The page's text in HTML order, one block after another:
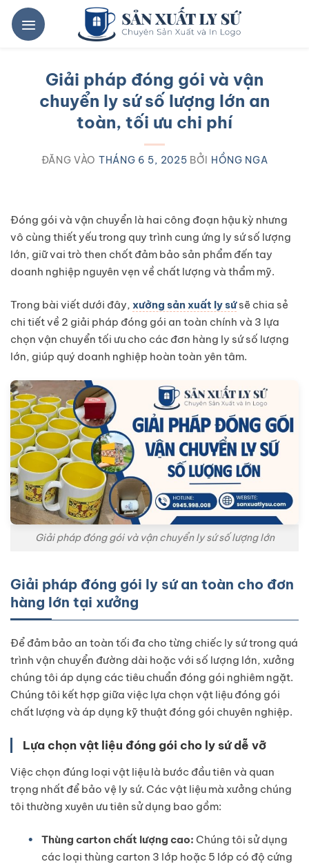
qua
Giải pháp đóng gói và vận
chuyển ly sứ số lượng lớn an
toàn, tối ưu chi phí
ĐĂNG VÀO THÁNG 6 5, 2025 BỞI HỒNG NGA
Đóng gói và vận chuyển là hai công đoạn hậu kỳ nhưng
vô cùng thiết yếu trong quy trình cung ứng ly sứ số lượng
lớn, giữ vai trò then chốt đảm bảo sản phẩm đến tay
doanh nghiệp nguyên vẹn về chất lượng và thẩm mỹ.
Trong bài viết dưới đây, xưởng sản xuất ly sứsẽ chia sẻ
chi tiết về 2 giải pháp đóng gói an toàn chính và 3 lựa
chọn vận chuyển tối ưu cho các đơn hàng ly sứ số lượng
lớn, giúp quý doanh nghiệp hoàn toàn yên tâm.
Giải pháp đóng gói và vận chuyển ly sứ số lượng lớn
Giải pháp đóng gói ly sứ an toàn cho đơn
hàng lớn tại xưởng
Để đảm bảo an toàn tối đa cho từng chiếc ly sứ trong quá
trình vận chuyển đường dài hoặc với số lượng lớn, xưởng
chúng tôi áp dụng các tiêu chuẩn đóng gói nghiêm ngặt.
Chúng tôi kết hợp giữa việc lựa chọn vật liệu đóng gói
chất lượng và áp dụng kỹ thuật đóng gói chuyên nghiệp.
Lựa chọn vật liệu đóng gói cho ly sứ dễ vỡ
Việc chọn đúng loại vật liệu là bước đầu tiên và quan
trọng nhất để bảo vệ ly sứ. Các vật liệu mà xưởng chúng
tôi thường xuyên ưu tiên sử dụng bao gồm:
Thùng carton chất lượng cao: Chúng tôi sử dụng
các loại thùng carton 3 lớp hoặc 5 lớp có độ cứng